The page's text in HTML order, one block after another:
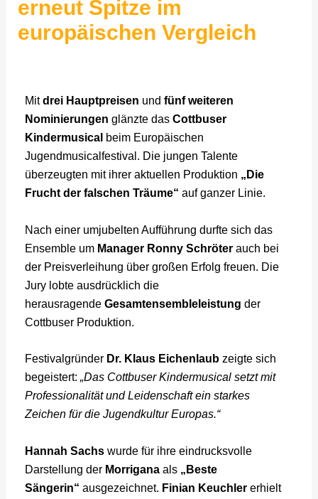
erneut Spitze im
europäischen Vergleich
Mitdrei Hauptpreisen und fünf weiteren
Nominierungen glänzte das Cottbuser
Kindermusical beim Europäischen
Jugendmusicalfestival. Die jungen Talente
überzeugten mit ihrer aktuellen Produktion „Die
Frucht der falschen Träume“ auf ganzer Linie.
Nach einer umjubelten Aufführung durfte sich das
Ensemble um Manager Ronny Schröterauch bei
der Preisverleihung über großen Erfolg freuen. Die
Jury lobte ausdrücklich die
herausragende Gesamtensembleleistung der
Cottbuser Produktion.
Festivalgründer Dr. Klaus Eichenlaubzeigte sich
begeistert: „Das Cottbuser Kindermusical setzt mit
Professionalität und Leidenschaft ein starkes
Zeichen für die Jugendkultur Europas.“
Hannah Sachswurde für ihre eindrucksvolle
Darstellung der Morriganaals „Beste
Sängerin“ ausgezeichnet. Finian Keuchlererhielt